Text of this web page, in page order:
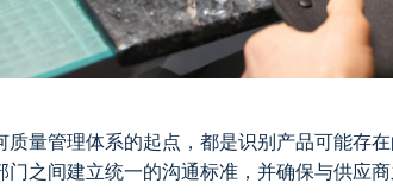
质量管理体系的起点，都是识别产品可能存
门之间建立统一的沟通标准，并确保与供应商